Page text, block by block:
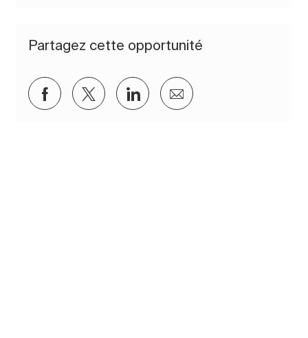
Partagez cette opportunité
Partager via Facebook
Partager via twitter
Partager via LinkedIn
Partager par e-mail